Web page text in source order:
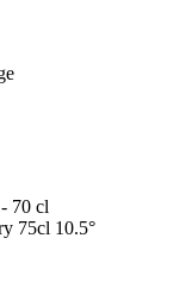
70 cl
75cl 10.5°